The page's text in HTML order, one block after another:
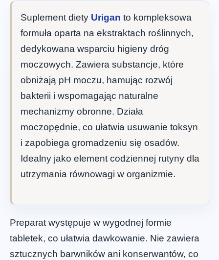
Suplement diety Urigan to kompleksowa
formuła oparta na ekstraktach roślinnych,
dedykowana wsparciu higieny dróg
moczowych. Zawiera substancje, które
obniżają pH moczu, hamując rozwój
bakterii i wspomagając naturalne
mechanizmy obronne. Działa
moczopędnie, co ułatwia usuwanie toksyn
i zapobiega gromadzeniu się osadów.
Idealny jako element codziennej rutyny dla
utrzymania równowagi w organizmie.
Preparat występuje w wygodnej formie
tabletek, co ułatwia dawkowanie. Nie zawiera
sztucznych barwników ani konserwantów, co